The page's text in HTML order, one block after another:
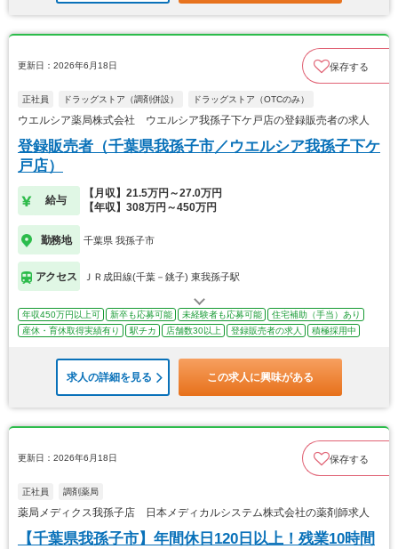
更新日：2026年6月18日 保存する
正社員 ドラッグストア（調剤併設） ドラッグストア（OTCのみ）
ウエルシア薬局株式会社 ウエルシア我孫子下ケ戸店の登録販売者の求人
登録販売者（千葉県我孫子市／ウエルシア我孫子下ケ
戸店）
給与
【月収】21.5万円～27.0万円
【年収】308万円～450万円
勤務地 千葉県 我孫子市
アクセス ＪＲ成田線(千葉－銚子) 東我孫子駅
年収450万円以上可 新卒も応募可能 未経験者も応募可能
住宅補助（手当）あり
産休・育休取得実績有り
駅チカ 店舗数30以上 登録販売者の求人 積極採用中
求人の詳細を見る この求人に興味がある
更新日：2026年6月18日 保存する
正社員 調剤薬局
薬局メディクス我孫子店 日本メディカルシステム株式会社の薬剤師求人
【千葉県我孫子市】年間休日120日以上！残業10時間